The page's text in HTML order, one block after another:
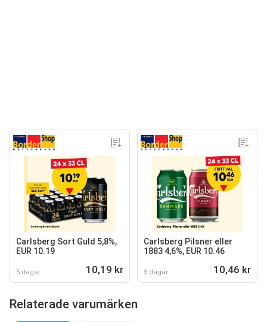
Carlsberg Sort Guld 5,8%,
EUR 10.19
5 dagar 10,19 kr
Carlsberg Pilsner eller
1883 4,6%, EUR 10.46
5 dagar 10,46 kr
Relaterade varumärken